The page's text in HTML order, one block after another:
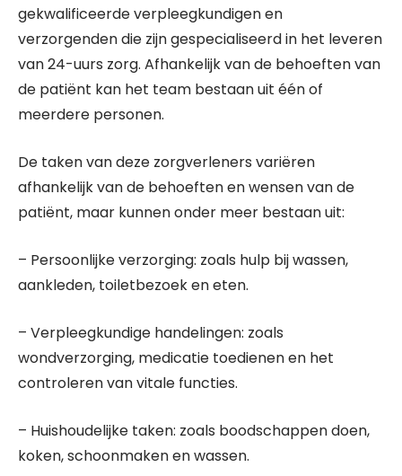
gekwalificeerde verpleegkundigen en
verzorgenden die zijn gespecialiseerd in het leveren
van 24-uurs zorg. Afhankelijk van de behoeften van
de patiënt kan het team bestaan uit één of
meerdere personen.
De taken van deze zorgverleners variëren
afhankelijk van de behoeften en wensen van de
patiënt, maar kunnen onder meer bestaan uit:
– Persoonlijke verzorging: zoals hulp bij wassen,
aankleden, toiletbezoek en eten.
– Verpleegkundige handelingen: zoals
wondverzorging, medicatie toedienen en het
controleren van vitale functies.
– Huishoudelijke taken: zoals boodschappen doen,
koken, schoonmaken en wassen.